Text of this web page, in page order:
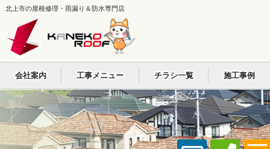
北上市の屋根修理・雨漏り＆防水専門店
会社案内 工事メニュー チラシ一覧 施工事例